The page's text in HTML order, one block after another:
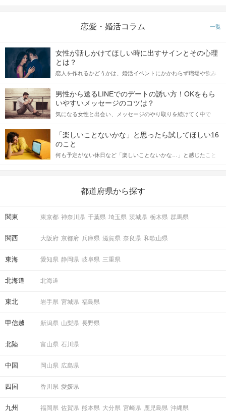
恋愛・婚活コラム 一覧
女性が話しかけてほしい時に出すサインとその心理
とは？
恋人を作れるかどうかは、婚活イベントにかかわらず職場や飲み
てアプローチできるかにも左右されます。 これから恋人作りを本
格的に始めようとしている方は、女性が異性を求めて出すサイン
をしっかりと理解し、正しい行動に移せるかどうかが重要。 この
記事では、女性が話しかけて欲しい時に出すサインとその心理を
合にどのような行動に繋げるべきかをご紹介していきます。
男性から送るLINEでのデートの誘い方！OKをもら
いやすいメッセージのコツは？
気になる女性と出会い、メッセージのやり取りを続けてく中で
しかし、中には「どう誘ったらいいの？」とお困りの男性もいら
っしゃるのではないでしょうか。 そこで今回は、男性から女性へ
送るLINEでのデートの誘い方のコツをご紹介します。例文も混じ
えながら解説するので、ぜひ参考にしてください。
「楽しいことないかな」と思ったら試してほしい16
のこと
何も予定がない休日など「楽しいことないかな…」と感じたこと
の楽しいことアイデアを集めました♪ いままさに楽しいことを探し
都道府県から探す
関東 東京都 神奈川県 千葉県 埼玉県 茨城県 栃木県 群馬県
関西 大阪府 京都府 兵庫県 滋賀県 奈良県 和歌山県
東海 愛知県 静岡県 岐阜県 三重県
北海道 北海道
東北 岩手県 宮城県 福島県
甲信越 新潟県 山梨県 長野県
北陸 富山県 石川県
中国 岡山県 広島県
四国 香川県 愛媛県
九州
福岡県 佐賀県 熊本県 大分県 宮崎県 鹿児島県 沖縄県